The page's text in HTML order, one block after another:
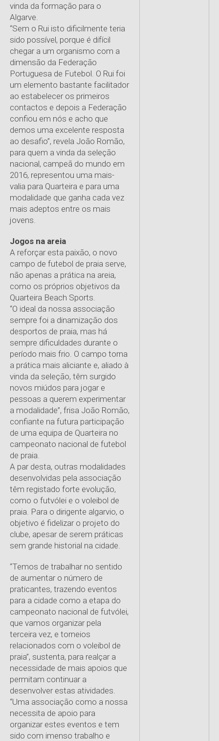
vinda da formação para o
Algarve.
“Sem o Rui isto dificilmente teria
sido possível, porque é difícil
chegar a um organismo com a
dimensão da Federação
Portuguesa de Futebol. O Rui foi
um elemento bastante facilitador
ao estabelecer os primeiros
contactos e depois a Federação
confiou em nós e acho que
demos uma excelente resposta
ao desafio”, revela João Romão,
para quem a vinda da seleção
nacional, campeã do mundo em
2016, representou uma mais-
valia para Quarteira e para uma
modalidade que ganha cada vez
mais adeptos entre os mais
jovens.
Jogos na areia
A reforçar esta paixão, o novo
campo de futebol de praia serve,
não apenas a prática na areia,
como os próprios objetivos da
Quarteira Beach Sports.
“O ideal da nossa associação
sempre foi a dinamização dos
desportos de praia, mas há
sempre dificuldades durante o
período mais frio. O campo torna
a prática mais aliciante e, aliado à
vinda da seleção, têm surgido
novos miúdos para jogar e
pessoas a querem experimentar
a modalidade”, frisa João Romão,
confiante na futura participação
de uma equipa de Quarteira no
campeonato nacional de futebol
de praia.
A par desta, outras modalidades
desenvolvidas pela associação
têm registado forte evolução,
como o futvólei e o voleibol de
praia. Para o dirigente algarvio, o
objetivo é fidelizar o projeto do
clube, apesar de serem práticas
sem grande historial na cidade.
“Temos de trabalhar no sentido
de aumentar o número de
praticantes, trazendo eventos
para a cidade como a etapa do
campeonato nacional de futvólei,
que vamos organizar pela
terceira vez, e torneios
relacionados com o voleibol de
praia”, sustenta, para realçar a
necessidade de mais apoios que
permitam continuar a
desenvolver estas atividades.
“Uma associação como a nossa
necessita de apoio para
organizar estes eventos e tem
sido com imenso trabalho e